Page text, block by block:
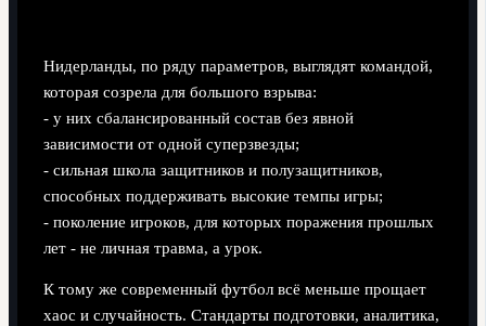
Нидерланды, по ряду параметров, выглядят командой,
которая созрела для большого взрыва:
- у них сбалансированный состав без явной
зависимости от одной суперзвезды;
- сильная школа защитников и полузащитников,
способных поддерживать высокие темпы игры;
- поколение игроков, для которых поражения прошлых
лет - не личная травма, а урок.
К тому же современный футбол всё меньше прощает
хаос и случайность. Стандарты подготовки, аналитика,